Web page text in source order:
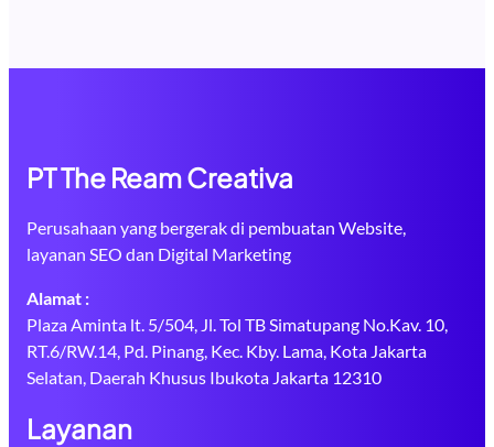
PT The Ream Creativa
Perusahaan yang bergerak di pembuatan Website,
layanan SEO dan Digital Marketing
Alamat :
Plaza Aminta lt. 5/504, Jl. Tol TB Simatupang No.Kav. 10,
RT.6/RW.14, Pd. Pinang, Kec. Kby. Lama, Kota Jakarta
Selatan, Daerah Khusus Ibukota Jakarta 12310
Layanan